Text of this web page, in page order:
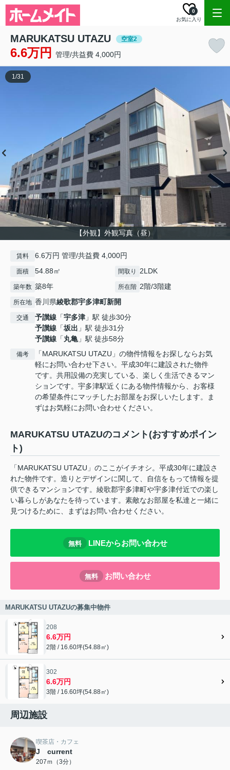
お気に入り
0
MARUKATSU UTAZU 空室2
6.6万円 管理/共益費 4,000円
【外観】外観写真（昼）
1/31
賃料 6.6万円 管理/共益費 4,000円
面積 54.88㎡ 間取り 2LDK
築年数 築8年 所在階 2階/3階建
所在地 香川県綾歌郡宇多津町新開
交通 予讃線 「宇多津 」駅 徒歩30分
予讃線 「坂出 」駅 徒歩31分
予讃線 「丸亀」駅 徒歩58分
備考
「MARUKATSU UTAZU」の物件情報をお探しならお気
軽にお問い合わせ下さい。平成30年に建設された物件
です。共用設備の充実している、楽しく生活できるマン
ションです。宇多津駅近くにある物件情報から、お客様
の希望条件にマッチしたお部屋をお探しいたします。ま
ずはお気軽にお問い合わせください。
MARUKATSU UTAZUのコメント(おすすめポイン
ト)
「MARUKATSU UTAZU」のここがイチオシ。平成30年に建設さ
れた物件です。造りとデザインに関して、自信をもって情報を提
供できるマンションです。綾歌郡宇多津町や宇多津付近での楽し
い暮らしがあなたを待っています。素敵なお部屋を私達と一緒に
見つけるために、まずはお問い合わせください。
無料 LINEからお問い合わせ
無料 お問い合わせ
MARUKATSU UTAZUの募集中物件
208
6.6万円
2階 / 16.60坪(54.88㎡)
302
6.6万円
3階 / 16.60坪(54.88㎡)
周辺施設
喫茶店・カフェ
J current
207ｍ（3分）